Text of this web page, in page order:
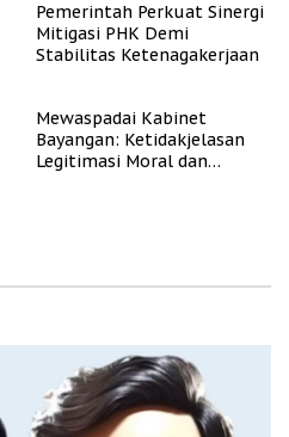
Pemerintah Perkuat Sinergi
Mitigasi PHK Demi
Stabilitas Ketenagakerjaan
Mewaspadai Kabinet
Bayangan: Ketidakjelasan
Legitimasi Moral dan